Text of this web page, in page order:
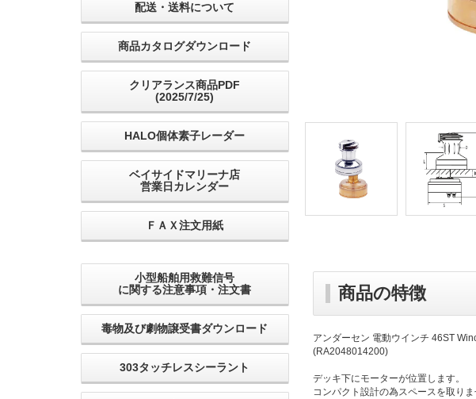
商品の特徴
アンダーセン 電動ウインチ 46ST
(RA2048014200)
デッキ下にモーターが位置します。
コンパクト設計の為スペースを取りま
配送・送料について
商品カタログダウンロード
クリアランス商品PDF
(2025/7/25)
HALO個体素子レーダー
ベイサイドマリーナ店
営業日カレンダー
ＦＡＸ注文用紙
小型船舶用救難信号
に関する注意事項・注文書
毒物及び劇物譲受書ダウンロード
303タッチレスシーラント